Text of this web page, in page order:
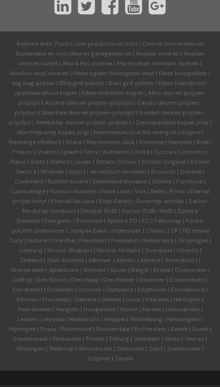
Related links: Forbo.com productoverzicht| Deuren binnendeuren
buitendeuren voordeuren garagedeuren | Houten vloeren | Houten
vloeren outlet | Allura Pvc vloeren | Marmoleum linoleum vloeren |
Novilon vinyl vloeren | Heterogeen Homogeen vinyl | Eiken houtpellets |
big bag prijzen | Bbq grill pellets | Best grill pellets | Eiken haardhout-
openhaardhout kopen | Eiken briketten kopen | Albo deuren prijzen-
prijslijst | Austria deuren prijzen-prijslijst | Cando deuren prijzen-
prijslijst | Skantrae deuren prijzen-prijslijst | Svedex deuren prijzen-
prijslijst| Weekamp deuren prijzen-prijslijst| Zonnepanelen kopen prijs |
Warmtepomp kopen prijs | Marmoleum love life energize | Inspire |
Recharge| Reflect| Share| Marmoleum click| Vtwonen | Marbled | Real |
Fresco | Vivace | Splash | Terra | Authentic | Solid | Cocoa | Concrete |
Piano | Slate| Walton | Linear | Striato Colour | Striato Original | Striato
Textura | Modular | Sport | Akoestisch linoleum | Acoustic | Decibel |
Corkment | Bulletin board | Geleidend linoleum | Ohmex | Furniture |
Camouflage | Novilon vtwonen | Nova Luxe | Viva | Bella | Prima | Eternal
projectvinyl | Eternal de Luxe | Step Safety-Surestep antislip | Sarlon
Modul'up compact| Decibel 19dB | Sarlon 15dB-19dB | Sphera
Element | Energetic | Evolution | Sphera SD | EC | Fabscrap | Forbo
quickfit ondervloer | Jumpax basic ondervloer | Classic | CP| HD Heavy
Duty | Nature| Drenthe| Flevoland | Friesland | Gelderland | Groningen |
Limburg | Noord-Brabant| Noord-Holland | Overijssel | Utrecht|
Zeeland | Zuid-Holland | Alkmaar | Almelo | Almere | Amersfoort |
Amsterdam | Apeldoorn | Arnhem | Assen | België| Breda | Coevorden |
Delfzijl | Den Bosch | Den Haag | Den Helder | Deventer | Doetinchem |
Dordrecht| Drachten | Dronten | Duitsland | Eindhoven | Emmeloord |
Emmen | Enschede | Gamma | Geleen | Goes | Haarlem | Harlingen |
Heerenveen | Hengelo | Hoogeveen | Hoorn | Karwei | Leeuwarden |
Leiden | Lelystad | Maastricht| Meppel | Middelburg | Nieuwegein |
Nijmegen | Praxis | Roermond | Roosendaal | Rotterdam | Sneek| Soest|
Stadskanaal | Terneuzen | Tholen | Tilburg | Veendam | Venlo | Venray |
Vlissingen | Welkoop | Winschoten | Zeewolde | Zeist | Zoetermeer |
Zutphen | Zwolle